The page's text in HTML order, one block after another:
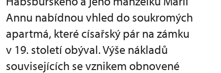
Annu nabídnou vhled do soukromých
apartmá, které císařský pár na zámku
v 19. století obýval. Výše nákladů
souvisejících se vznikem obnovené